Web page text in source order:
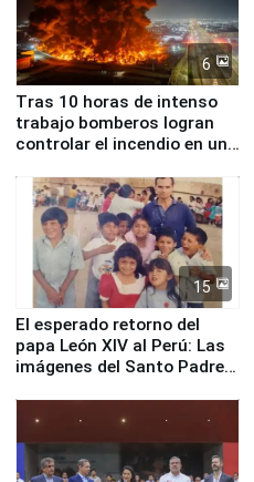
6
Tras 10 horas de intenso
trabajo bomberos logran
controlar el incendio en una
de Chile
15
El esperado retorno del
papa León XIV al Perú: Las
imágenes del Santo Padre